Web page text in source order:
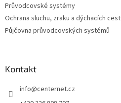
Průvodcovské systémy
Ochrana sluchu, zraku a dýchacích cest
Půjčovna průvodcovských systémů
Kontakt
info@centernet.cz